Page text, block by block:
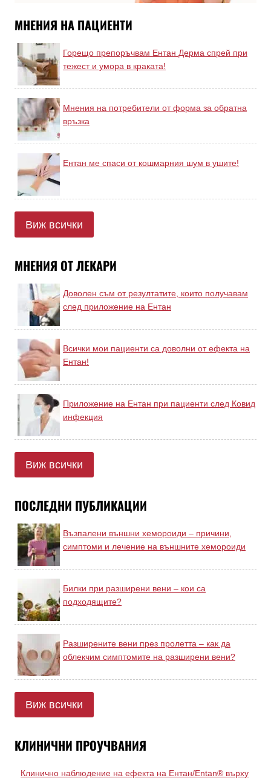
МНЕНИЯ НА ПАЦИЕНТИ
Горещо препоръчвам Ентан Дерма спрей при
тежест и умора в краката!
Мнения на потребители от форма за обратна
връзка
Ентан ме спаси от кошмарния шум в ушите!
Виж всички
МНЕНИЯ ОТ ЛЕКАРИ
Доволен съм от резултатите, които получавам
след приложение на Ентан
Всички мои пациенти са доволни от ефекта на
Ентан!
Приложение на Ентан при пациенти след Ковид
инфекция
Виж всички
ПОСЛЕДНИ ПУБЛИКАЦИИ
Възпалени външни хемороиди – причини,
симптоми и лечение на външните хемороиди
Билки при разширени вени – кои са
подходящите?
Разширените вени през пролетта – как да
облекчим симптомите на разширени вени?
Виж всички
КЛИНИЧНИ ПРОУЧВАНИЯ
Клинично наблюдение на ефекта на Ентан/Entan® върху